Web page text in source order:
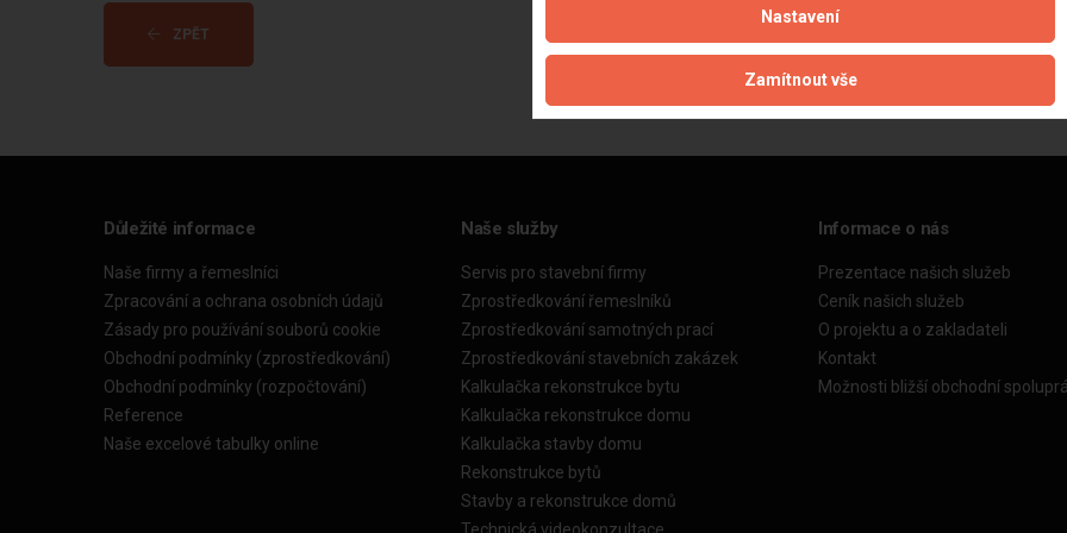
ZPĚT
Důležité informace
Naše firmy a řemeslníci
Zpracování a ochrana osobních údajů
Zásady pro používání souborů cookie
Obchodní podmínky (zprostředkování)
Obchodní podmínky (rozpočtování)
Reference
Naše excelové tabulky online
Naše služby
Servis pro stavební firmy
Zprostředkování řemeslníků
Zprostředkování samotných prací
Zprostředkování stavebních zakázek
Kalkulačka rekonstrukce bytu
Kalkulačka rekonstrukce domu
Kalkulačka stavby domu
Rekonstrukce bytů
Stavby a rekonstrukce domů
Informace o nás
Prezentace našich služeb
Ceník našich služeb
O projektu a o zakladateli
Kontakt
Možnosti bližší obchodní
Nastavení
Zamítnout vše